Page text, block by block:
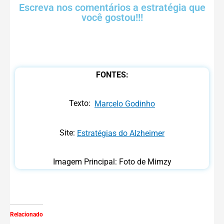
Escreva nos comentários a estratégia que
você gostou!!!
FONTES:
Texto: Marcelo Godinho
Site: Estratégias do Alzheimer
Imagem Principal: Foto de Mimzy
Relacionado